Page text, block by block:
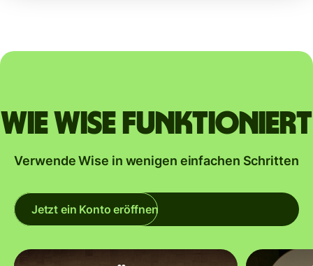
Wie Wise funktioniert
Verwende Wise in wenigen einfachen Schritten
Jetzt ein Konto eröffnen